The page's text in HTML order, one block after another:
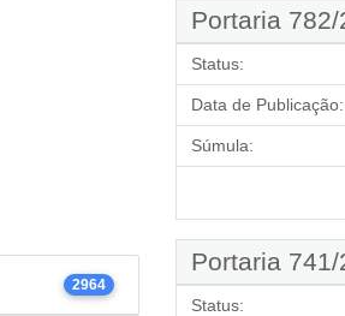
2964
Portaria 782/
Status:
Data de Publicação:
Súmula:
Portaria 741/
Status: